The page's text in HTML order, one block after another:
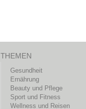
THEMEN
Gesundheit
Ernährung
Beauty und Pflege
Sport und Fitness
Wellness und Reisen